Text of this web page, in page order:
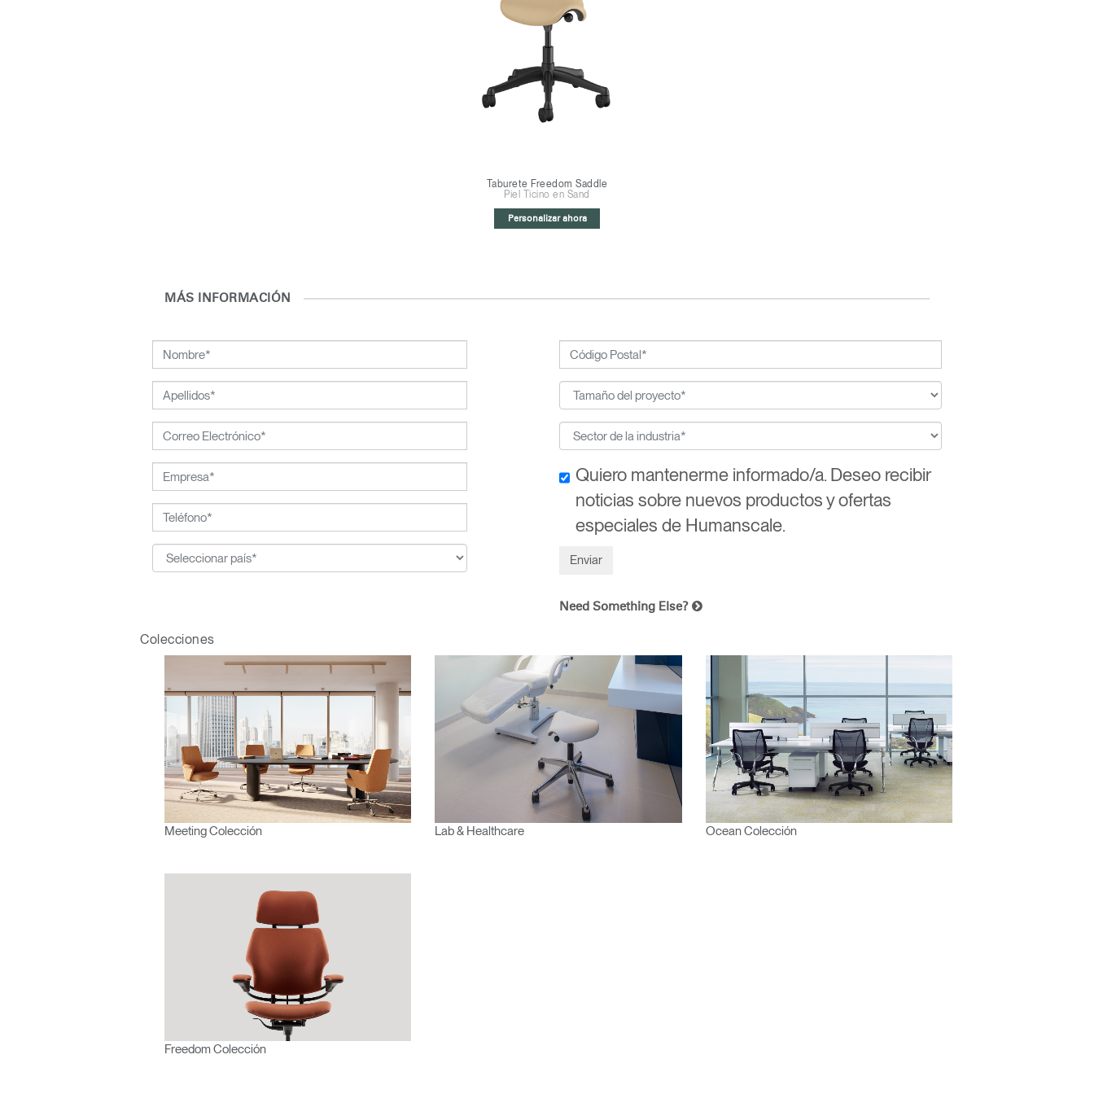
Taburete Freedom Saddle
Piel Ticino en Sand
Personalizar ahora
MÁS INFORMACIÓN
Quiero mantenerme informado/a. Deseo recibir
noticias sobre nuevos productos y ofertas
especiales de Humanscale.
Need Something Else?
Colecciones
Meeting Colección Lab & Healthcare Ocean Colección
Freedom Colección